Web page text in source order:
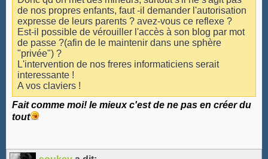
de nos propres enfants, faut -il demander l'autorisation
expresse de leurs parents ? avez-vous ce reflexe ?
Est-il possible de vérouiller l'accès à son blog par mot
de passe ?(afin de le maintenir dans une sphère
"privée") ?
L'intervention de nos freres informaticiens serait
interessante !
A vos claviers !
Fait comme moi! le mieux c'est de ne pas en créer du
tout